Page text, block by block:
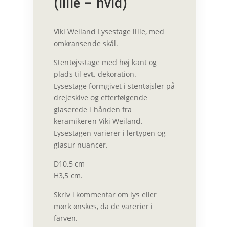
Viki Weiland Lysestage lille, med
omkransende skål.
Stentøjsstage med høj kant og
plads til evt. dekoration.
Lysestage formgivet i stentøjsler på
drejeskive og efterfølgende
glaserede i hånden fra
keramikeren Viki Weiland.
Lysestagen varierer i lertypen og
glasur nuancer.
D10,5 cm
H3,5 cm.
Skriv i kommentar om lys eller
mørk ønskes, da de varerier i
farven.